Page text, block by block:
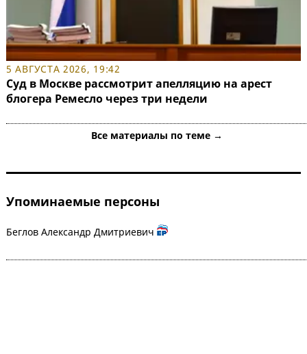
5 АВГУСТА 2026, 19:42
Суд в Москве рассмотрит апелляцию на арест
блогера Ремесло через три недели
Все материалы по теме →
Упоминаемые персоны
Беглов Александр Дмитриевич